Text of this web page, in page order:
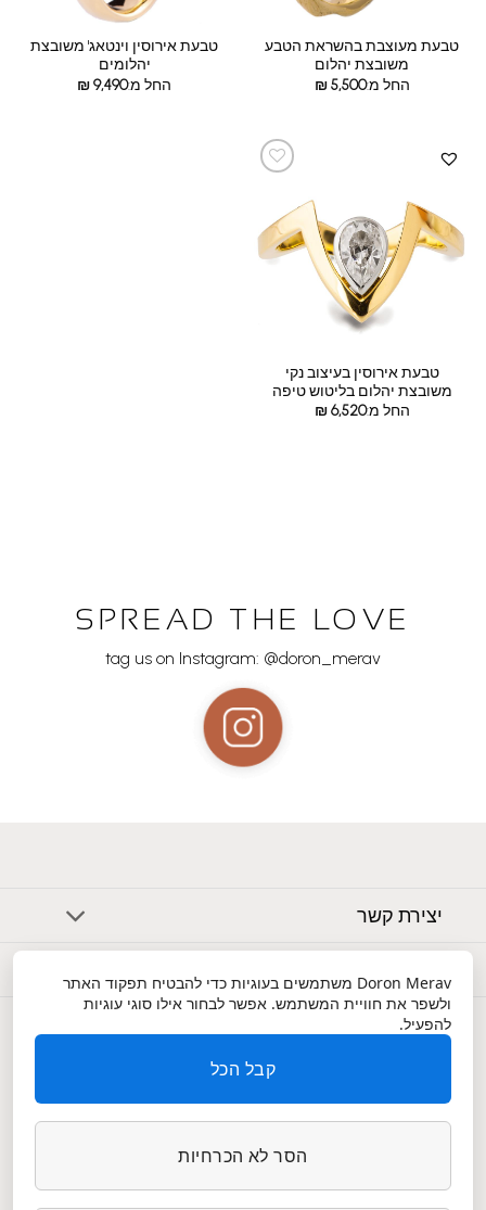
טבעת מעוצבת בהשראת הטבע
משובצת יהלום
החל מ:
₪5,500
טבעת אירוסין וינטאג' משובצת
יהלומים
החל מ:
₪9,490
טבעת אירוסין בעיצוב נקי
משובצת יהלום בליטוש טיפה
החל מ:
₪6,520
SPREAD THE LOVE
tag us on Instagram: @doron_merav
יצירת קשר
שירות לקוחות
Doron Merav משתמשים בעוגיות כדי להבטיח תפקוד האתר
ולשפר את חוויית המשתמש. אפשר לבחור אילו סוגי עוגיות
להפעיל.
קבל הכל
הסר לא הכרחיות